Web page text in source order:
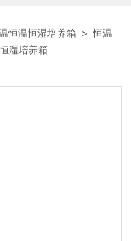
恒温恒湿培养箱 >恒温
湿培养箱